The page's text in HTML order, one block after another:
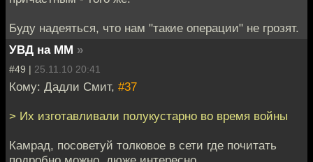
Буду надеяться, что нам "такие операции" не грозят.
УВД на ММ »
#49 | 25.11.10 20:41
Кому: Дадли Смит, #37
> Их изготавливали полукустарно во время войны
Камрад, посоветуй толковое в сети где почитать